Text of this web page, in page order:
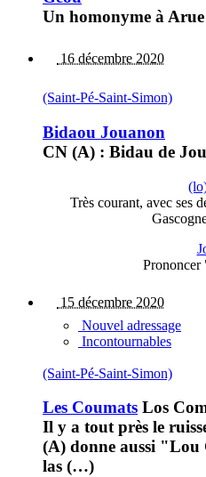
Un homonyme à
16 décembre 2020
(Saint-Pé-Saint-Simon)
Bidaou Jouanon
CN (A) : Bidau de
Très courant, avec ses
Prononcer
15 décembre 2020
Nouvel adressage
Incontournables
(Saint-Pé-Saint-Simon)
Les Coumats Los
Il y a tout près le
(A) donne aussi
las (…)